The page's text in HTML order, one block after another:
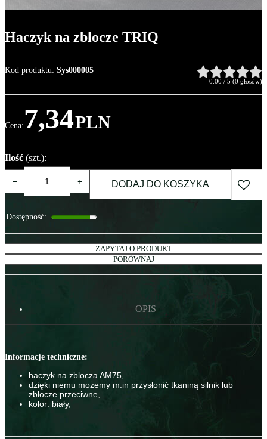
Haczyk na zblocze TRIQ
Kod produktu: Sys000005
0.00 / 5 (0 głosów)
Cena: 7,34PLN
Ilość (szt.):
− + DODAJ DO KOSZYKA
Dostępność:
ZAPYTAJ O PRODUKT
PORÓWNAJ
OPIS
Informacje techniczne:
haczyk na zblocza AM75,
dzięki niemu możemy m.in przysłonić tkaniną silnik lub
zblocze przeciwne,
kolor: biały,